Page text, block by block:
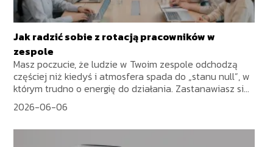
Jak radzić sobie z rotacją pracowników w
zespole
Masz poczucie, że ludzie w Twoim zespole odchodzą
częściej niż kiedyś i atmosfera spada do „stanu null”, w
którym trudno o energię do działania. Zastanawiasz si...
2026-06-06